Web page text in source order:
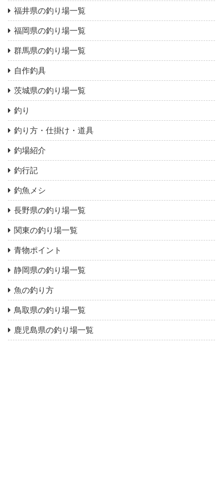
福井県の釣り場一覧
福岡県の釣り場一覧
群馬県の釣り場一覧
自作釣具
茨城県の釣り場一覧
釣り
釣り方・仕掛け・道具
釣場紹介
釣行記
釣魚メシ
長野県の釣り場一覧
関東の釣り場一覧
青物ポイント
静岡県の釣り場一覧
魚の釣り方
鳥取県の釣り場一覧
鹿児島県の釣り場一覧